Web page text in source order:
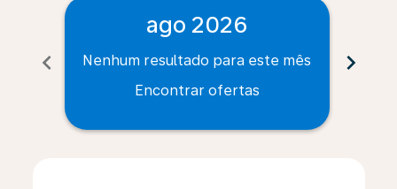
chevron_left
ago 2026
Nenhum resultado para este mês
Encontrar ofertas
chevron_right